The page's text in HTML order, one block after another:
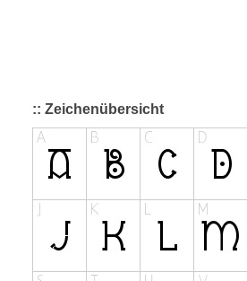
:: Zeichenübersicht